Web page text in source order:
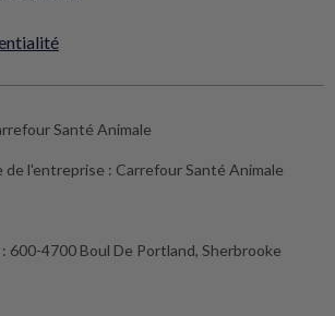
Santé Animale
de l'entreprise : Carrefour Santé Animale
600-4700 Boul De Portland, Sherbrooke